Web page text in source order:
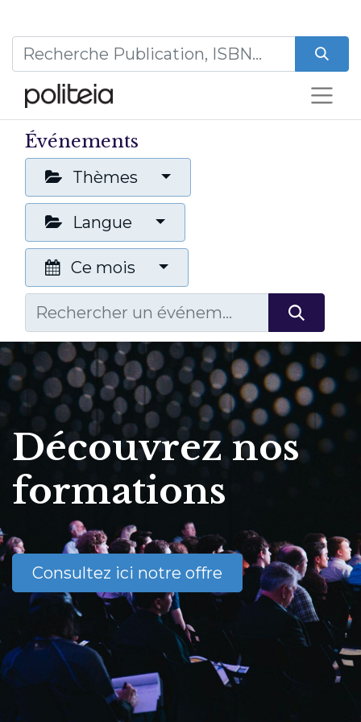
Événements
Thèmes
Langue
Ce mois
Découvrez nos
formations
Consultez ici notre offre